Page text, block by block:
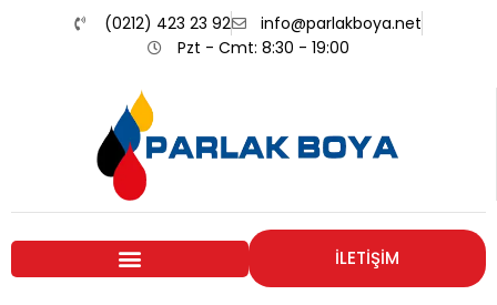
(0212) 423 23 92
info@parlakboya.net
Pzt - Cmt: 8:30 - 19:00
İLETİŞİM